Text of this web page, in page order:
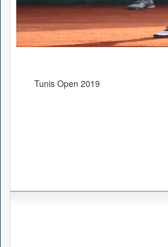
Tunis Open 2019